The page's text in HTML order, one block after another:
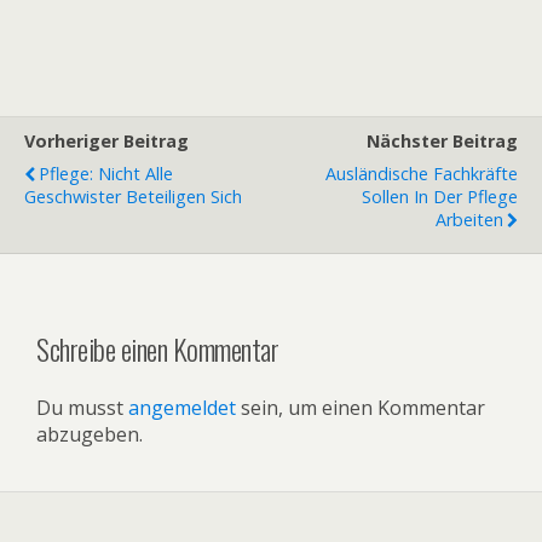
Vorheriger Beitrag
Pflege: Nicht Alle
Geschwister Beteiligen Sich
Nächster Beitrag
Ausländische Fachkräfte
Sollen In Der Pflege
Arbeiten
Schreibe einen Kommentar
Du musstangemeldetsein, um einen Kommentar
abzugeben.